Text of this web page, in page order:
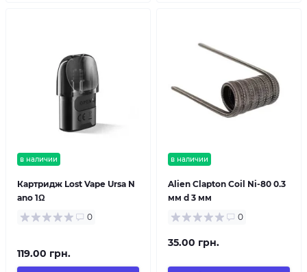
в наличии
Картридж Lost Vape Ursa N
ano 1Ω
0
119.00 грн.
в наличии
Alien Clapton Coil Ni-80 0.3
мм d 3 мм
0
35.00 грн.